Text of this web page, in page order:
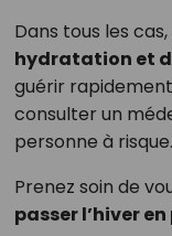
Dans tous les cas,
hydratation et
guérir
consulter un
personne à risque.
Prenez soin de
passer l’hiver